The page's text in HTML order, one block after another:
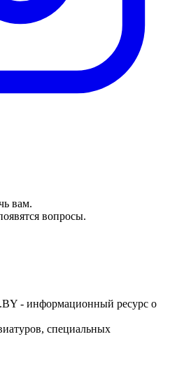
вам.
вопросы.
- информационный ресурс о
специальных